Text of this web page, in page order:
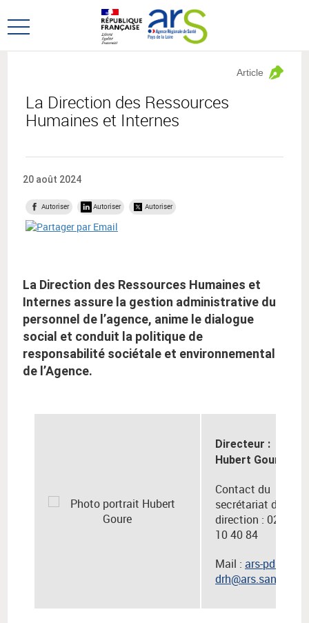
au
menu
au
contenu
Ouvrir
La Direction des Ressources
Humaines et Internes
Article
20 août 2024
Autoriser Autoriser Autoriser
La Direction des Ressources Humaines et
Internes assure la gestion administrative du
personnel de l’agence, anime le dialogue
social et conduit la politique de
responsabilité sociétale et environnemental
de l’Agence.
Directeur :
Hubert Goure
Contact du
secrétariat de
direction : 02 49
10 40 84
Mail : ars-pdl-
drh@ars.sante.fr